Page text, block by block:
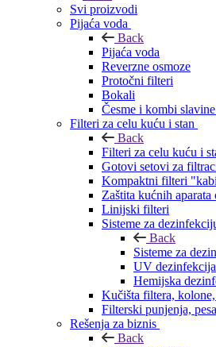
Svi proizvodi
Pijaća voda
Back
Pijaća voda
Reverzne osmoze
Protočni filteri
Bokali
Česme i kombi slavine
Filteri za celu kuću i stan
Back
Filteri za celu kuću i
Gotovi setovi za
Kompaktni filteri
Zaštita kućnih aparata
Linijski filteri
Sisteme za
Back
Sisteme za
UV dezinfekcija
Hemijska
Kučišta filtera,
Filterski punjenja,
Rešenja za biznis
Back